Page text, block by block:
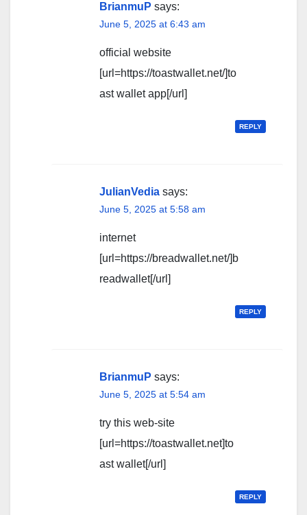
BrianmuP says:
June 5, 2025 at 6:43 am
official website
[url=https://toastwallet.net/]to
ast wallet app[/url]
REPLY
JulianVedia says:
June 5, 2025 at 5:58 am
internet
[url=https://breadwallet.net/]b
readwallet[/url]
REPLY
BrianmuP says:
June 5, 2025 at 5:54 am
try this web-site
[url=https://toastwallet.net]to
ast wallet[/url]
REPLY